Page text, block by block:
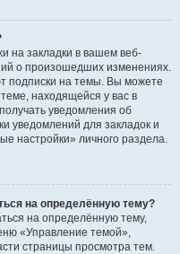
на закладки в вашем веб-
о произошедших изменениях.
подписки на темы. Вы можете
находящейся у вас в
уведомления об
уведомлений для закладок и
настройки» личного раздела.
на определённую тему?
на определённую тему,
«Управление темой»,
страницы просмотра тем.